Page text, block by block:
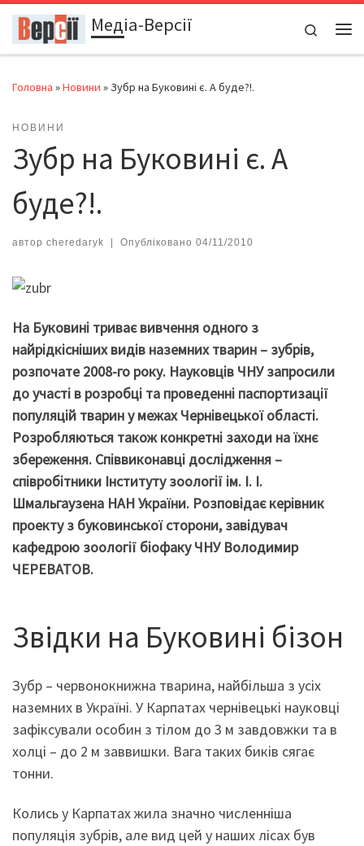
Перейти до вмістуМедіа-Версії
Search
Головна »Новини » Зубр на Буковині є. А буде?!.
НОВИНИ
Зубр на Буковині є. А
буде?!.
автор cheredaryk | Опубліковано 04/11/2010
На Буковині триває вивчення одного з
найрідкісніших видів наземних тварин – зубрів,
розпочате 2008-го року. Науковців ЧНУ запросили
до участі в розробці та проведенні паспортизації
популяцій тварин у межах Чернівецької області.
Розробляються також конкретні заходи на їхнє
збереження. Співвиконавці дослідження –
співробітники Інституту зоології ім. І. І.
Шмальгаузена НАН України. Розповідає керівник
проекту з буковинської сторони, завідувач
кафедрою зоології біофаку ЧНУ Володимир
ЧЕРЕВАТОВ.
Звідки на Буковині бізон
Зубр – червонокнижна тварина, найбільша з усіх
наземних в Україні. У Карпатах чернівецькі науковці
зафіксували особин з тілом до 3 м завдовжки та в
холці – до 2 м заввишки. Вага таких биків сягає
тонни.
Колись у Карпатах жила значно численніша
популяція зубрів, але вид цей у наших лісах був